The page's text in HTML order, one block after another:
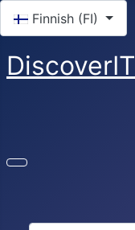
Finnish (FI)
DiscoverIT